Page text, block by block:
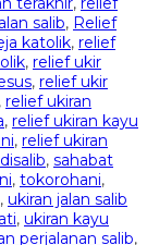
salib, Relief
katolik, relief
, relief ukir
, relief ukir
, relief ukiran
, relief ukiran kayu
, relief ukiran
, sahabat
, tokorohani,
, ukiran jalan salib
, ukiran kayu
perjalanan salib,